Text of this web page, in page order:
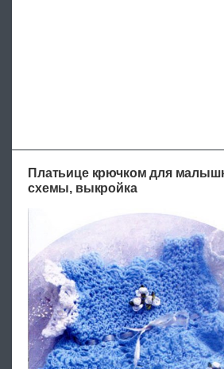
Платьице крючком для
схемы, выкройка